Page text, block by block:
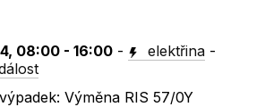
08:00 - 16:00 - elektřina -
Výměna RIS 57/0Y